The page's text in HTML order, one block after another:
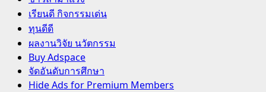
Menuเรียนดี กิจกรรมเด่น
ทุนดีดี
ผลงานวิจัย นวัตกรรม
Buy Adspace
จัดอันดับการศึกษา
Hide Ads for Premium Members